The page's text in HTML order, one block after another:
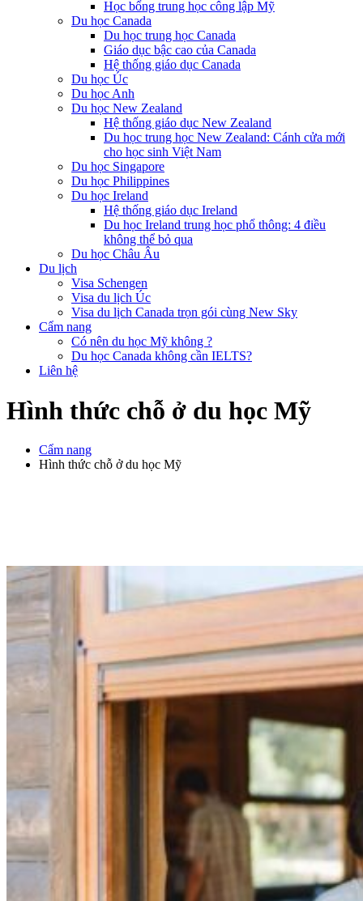
Học bổng trung học công lập Mỹ
Du học Canada
Du học trung học Canada
Giáo dục bậc cao của Canada
Hệ thống giáo dục Canada
Du học Úc
Du học Anh
Du học New Zealand
Hệ thống giáo dục New Zealand
Du học trung học New Zealand: Cánh cửa mới
cho học sinh Việt Nam
Du học Singapore
Du học Philippines
Du học Ireland
Hệ thống giáo dục Ireland
Du học Ireland trung học phổ thông: 4 điều
không thể bỏ qua
Du học Châu Âu
Du lịch
Visa Schengen
Visa du lịch Úc
Visa du lịch Canada trọn gói cùng New Sky
Cẩm nang
Có nên du học Mỹ không ?
Du học Canada không cần IELTS?
Liên hệ
Hình thức chỗ ở du học Mỹ
Cẩm nang
Hình thức chỗ ở du học Mỹ